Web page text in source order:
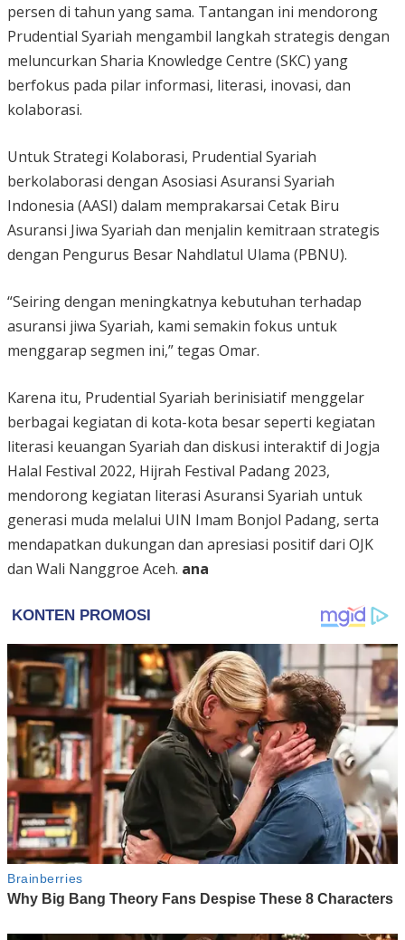
persen di tahun yang sama. Tantangan ini mendorong
Prudential Syariah mengambil langkah strategis dengan
meluncurkan Sharia Knowledge Centre (SKC) yang
berfokus pada pilar informasi, literasi, inovasi, dan
kolaborasi.
Untuk Strategi Kolaborasi, Prudential Syariah
berkolaborasi dengan Asosiasi Asuransi Syariah
Indonesia (AASI) dalam memprakarsai Cetak Biru
Asuransi Jiwa Syariah dan menjalin kemitraan strategis
dengan Pengurus Besar Nahdlatul Ulama (PBNU).
“Seiring dengan meningkatnya kebutuhan terhadap
asuransi jiwa Syariah, kami semakin fokus untuk
menggarap segmen ini,” tegas Omar.
Karena itu, Prudential Syariah berinisiatif menggelar
berbagai kegiatan di kota-kota besar seperti kegiatan
literasi keuangan Syariah dan diskusi interaktif di Jogja
Halal Festival 2022, Hijrah Festival Padang 2023,
mendorong kegiatan literasi Asuransi Syariah untuk
generasi muda melalui UIN Imam Bonjol Padang, serta
mendapatkan dukungan dan apresiasi positif dari OJK
dan Wali Nanggroe Aceh. ana